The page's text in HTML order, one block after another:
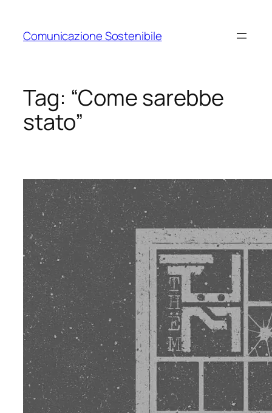
contenuto
Comunicazione Sostenibile
Tag: “Come sarebbe
stato”